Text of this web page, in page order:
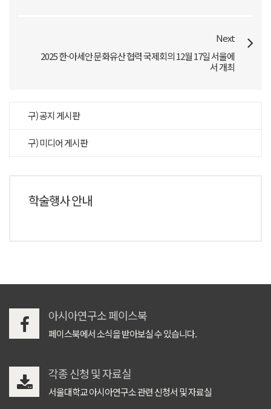
Next
2025 한-아세안 문화유산 협력 국제회의 12월 17일 서울에
서 개최
구) 공지 게시판
구) 미디어 게시판
학술행사 안내
아시아연구소 페이스북
페이스북에서 소식을 받아보실 수 있습니다.
각종 신청 및 자료실
서울대학교 아시아연구소 관련 신청서 및 자료실